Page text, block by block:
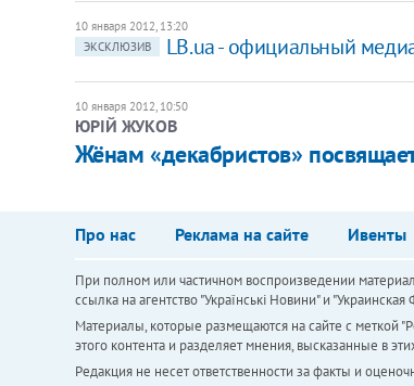
10 января 2012, 13:20
ЭКСКЛЮЗИВ
​LB.ua - официальный
10 января 2012, 10:50
ЮРІЙ ЖУКОВ
​Жёнам «декабристов»
Про нас Реклама на сайте Ивенты
При полном или частичном воспроизведении
ссылка на агентство "Українськi Новини" и
Материалы, которые размещаются на сайте с меткой
этого контента и разделяет мнения, высказанные в
Редакция не несет ответственности за факты и